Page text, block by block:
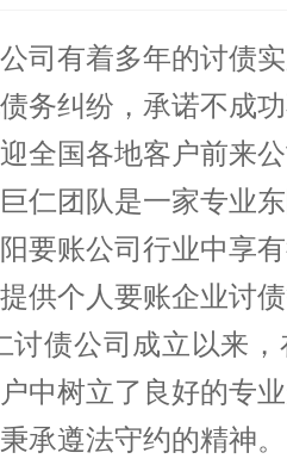
司 有着多年的讨债
务纠纷，承诺不成
全国各地客户前来
仁团队是一家专业
要账公司行业中享
供个人要账企业讨
讨债公司成立以来
中树立了良好的专
承遵法守约的精神